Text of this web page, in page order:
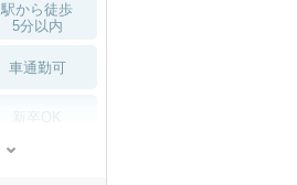
駅から徒歩
5分以内
車通勤可